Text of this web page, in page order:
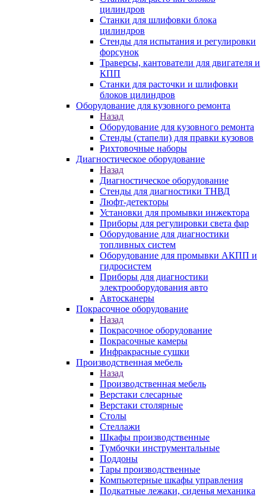
цилиндров
Станки для шлифовки блока
цилиндров
Стенды для испытания и регулировки
форсунок
Траверсы, кантователи для двигателя и
КПП
Станки для расточки и шлифовки
блоков цилиндров
Оборудование для кузовного ремонта
Назад
Оборудование для кузовного ремонта
Стенды (стапели) для правки кузовов
Рихтовочные наборы
Диагностическое оборудование
Назад
Диагностическое оборудование
Стенды для диагностики ТНВД
Люфт-детекторы
Установки для промывки инжектора
Приборы для регулировки света фар
Оборудование для диагностики
топливных систем
Оборудование для промывки АКПП и
гидросистем
Приборы для диагностики
электрооборудования авто
Автосканеры
Покрасочное оборудование
Назад
Покрасочное оборудование
Покрасочные камеры
Инфракрасные сушки
Производственная мебель
Назад
Производственная мебель
Верстаки слесарные
Верстаки столярные
Столы
Стеллажи
Шкафы производственные
Тумбочки инструментальные
Поддоны
Тары производственные
Компьютерные шкафы управления
Подкатные лежаки, сиденья механика